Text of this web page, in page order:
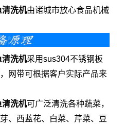
清洗机由诸城市放心食品机械
清洗机采用sus304不锈钢板
网带可根据客户实际产品来
清洗机可广泛清洗各种蔬菜，
、西蓝花、白菜、芹菜、豆